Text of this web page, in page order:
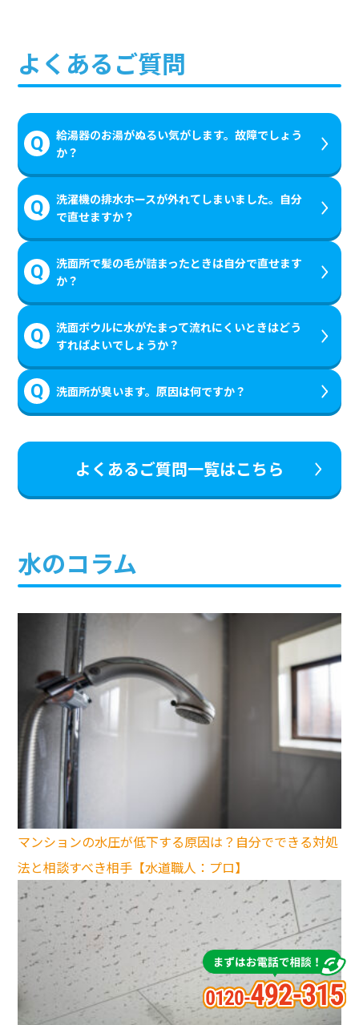
よくあるご質問
給湯器のお湯がぬるい気がします。故障でしょう
か？
洗濯機の排水ホースが外れてしまいました。自分
で直せますか？
洗面所で髪の毛が詰まったときは自分で直せます
か？
洗面ボウルに水がたまって流れにくいときはどう
すればよいでしょうか？
洗面所が臭います。原因は何ですか？
よくあるご質問一覧はこちら
水のコラム
マンションの水圧が低下する原因は？自分でできる対処
法と相談すべき相手【水道職人：プロ】